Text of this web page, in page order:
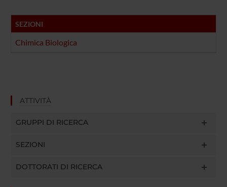
SEZIONI
Chimica Biologica
ATTIVITÀ
GRUPPI DI RICERCA
SEZIONI
DOTTORATI DI RICERCA